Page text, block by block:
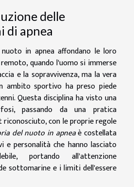
delle
di apnea
in apnea affondano le loro
quando l'uomo si immerse
e la sopravvivenza, ma la vera
sportivo ha preso piede
Questa disciplina ha visto una
passando da una pratica
con le proprie regole
del nuoto in apneaè costellata
e personalità che hanno lasciato
portando all'attenzione
sottomarine e i limiti dell'essere